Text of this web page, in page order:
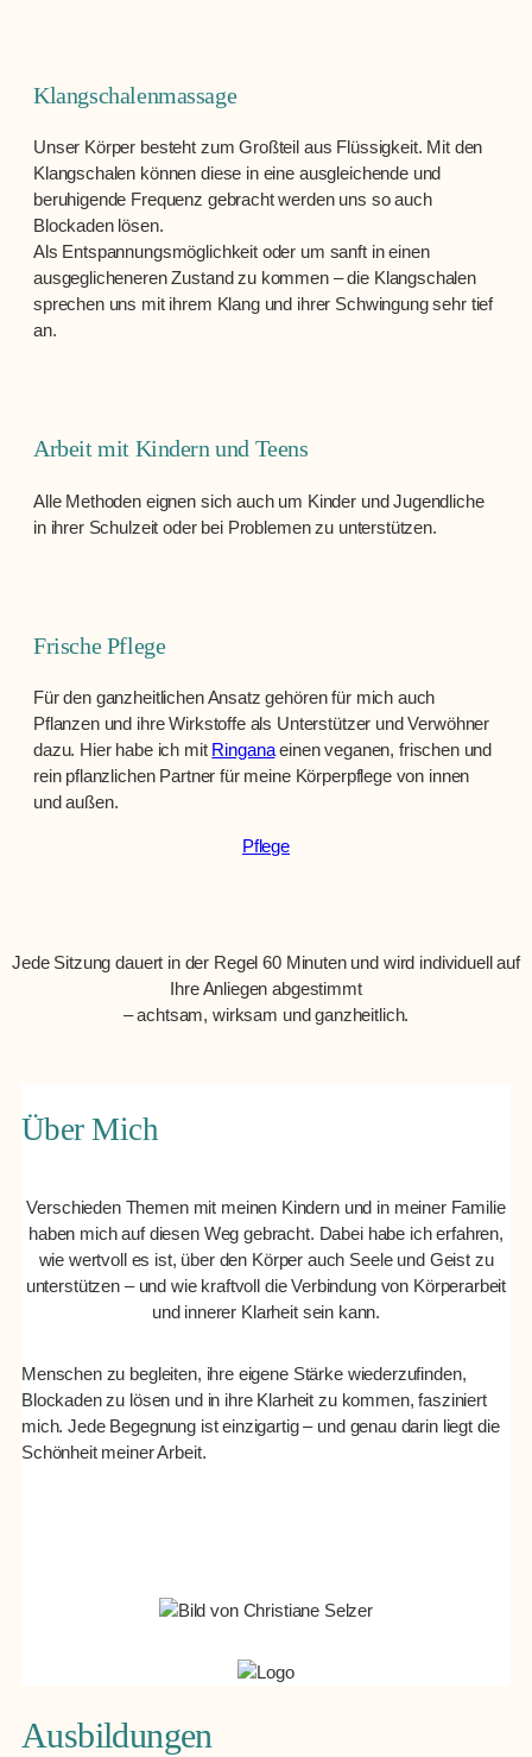
Klangschalenmassage
Unser Körper besteht zum Großteil aus Flüssigkeit. Mit den
Klangschalen können diese in eine ausgleichende und
beruhigende Frequenz gebracht werden uns so auch
Blockaden lösen.
Als Entspannungsmöglichkeit oder um sanft in einen
ausgeglicheneren Zustand zu kommen – die Klangschalen
sprechen uns mit ihrem Klang und ihrer Schwingung sehr tief
an.
Arbeit mit Kindern und Teens
Alle Methoden eignen sich auch um Kinder und Jugendliche
in ihrer Schulzeit oder bei Problemen zu unterstützen.
Frische Pflege
Für den ganzheitlichen Ansatz gehören für mich auch
Pflanzen und ihre Wirkstoffe als Unterstützer und Verwöhner
dazu. Hier habe ich mit Ringanaeinen veganen, frischen und
rein pflanzlichen Partner für meine Körperpflege von innen
und außen.
Pflege
Jede Sitzung dauert in der Regel 60 Minuten und wird individuell auf
Ihre Anliegen abgestimmt
– achtsam, wirksam und ganzheitlich.
Über Mich
Verschieden Themen mit meinen Kindern und in meiner Familie
haben mich auf diesen Weg gebracht. Dabei habe ich erfahren,
wie wertvoll es ist, über den Körper auch Seele und Geist zu
unterstützen – und wie kraftvoll die Verbindung von Körperarbeit
und innerer Klarheit sein kann.
Menschen zu begleiten, ihre eigene Stärke wiederzufinden,
Blockaden zu lösen und in ihre Klarheit zu kommen, fasziniert
mich. Jede Begegnung ist einzigartig – und genau darin liegt die
Schönheit meiner Arbeit.
Ausbildungen